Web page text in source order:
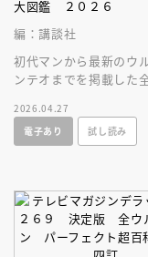
大図鑑 ２０２６
編：講談社
初代マンから最新のウ
ンテオまでを掲載した
訂版。必殺技やプロフィ
大公開！
2026.04.27
電子あり
試し読み